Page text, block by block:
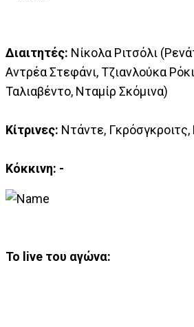
Διαιτητές: Νίκολα Ριτσόλι
Αντρέα Στεφάνι, Τζιανλούκα
Ταλιαβέντο, Νταμίρ Σκόμινα)
Κίτρινες: Ντάντε, Γκρόσγκροιτς,
Κόκκινη: -
Το live του αγώνα: